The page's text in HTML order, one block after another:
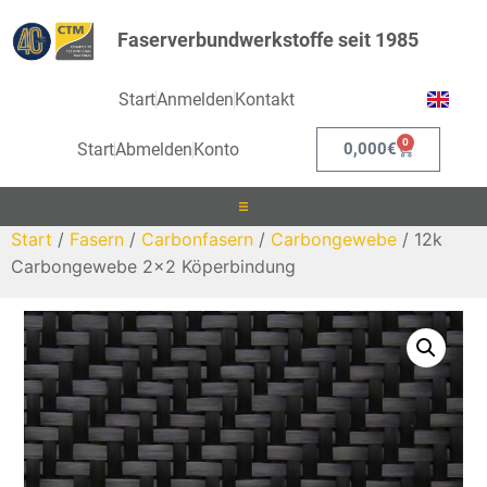
Faserverbundwerkstoffe seit 1985
StartAnmeldenKontakt
StartAbmelden Konto 0,000€ 0
Laminieren
Infusionieren
Kleben
Beschichten
Start / Fasern / Carbonfasern / Carbongewebe / 12k
Carbongewebe 2×2 Köperbindung